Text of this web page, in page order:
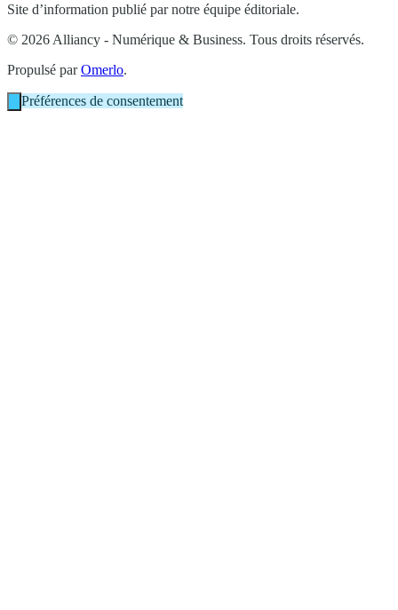
Site d’information publié par notre équipe éditoriale.
© 2026 Alliancy - Numérique & Business. Tous droits réservés.
Propulsé parOmerlo.
Préférences de consentement